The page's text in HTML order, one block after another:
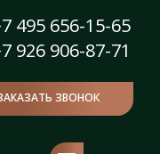
495 656-15-65
926 906-87-71
ЗВОНОК